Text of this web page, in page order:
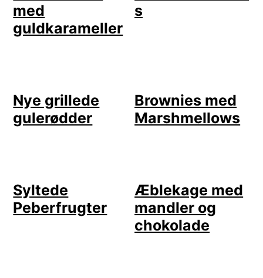
med
guldkarameller
s
Nye grillede
gulerødder
Brownies med
Marshmellows
Syltede
Peberfrugter
Æblekage med
mandler og
chokolade